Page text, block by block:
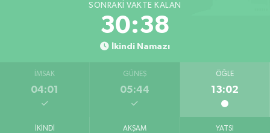
SONRAKI VAKTE KALAN
30:36
İkindi Namazı
İMSAK
04:01
GÜNEŞ
05:44
ÖĞLE
13:02
İKINDI AKŞAM YATSI